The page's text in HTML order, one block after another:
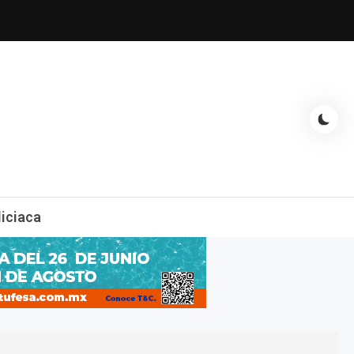
entrevistas con famosos, showbizz, podcast, chismes y